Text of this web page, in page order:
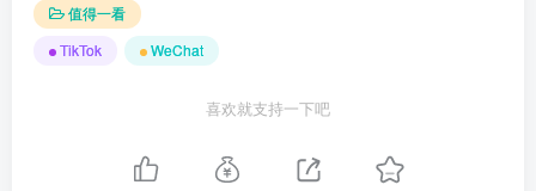
值得一看
TikTok
WeChat
喜欢就支持一下吧